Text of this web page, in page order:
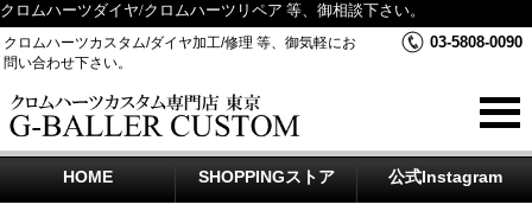
クロムハーツダイヤ/クロムハーツリペア 等、御相談下さい。
クロムハーツカスタム/ダイヤ加工/修理 等、御気軽にお
問い合わせ下さい。
03-5808-0090
HOME SHOPPINGストア 公式Instagram